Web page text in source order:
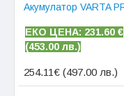
ЕКО ЦЕНА: 231.60 €
(453.00 лв.)
254.11€ (497.00 лв.)